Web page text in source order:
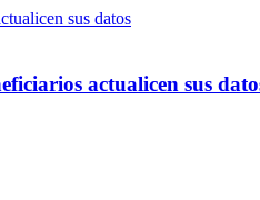
actualicen sus